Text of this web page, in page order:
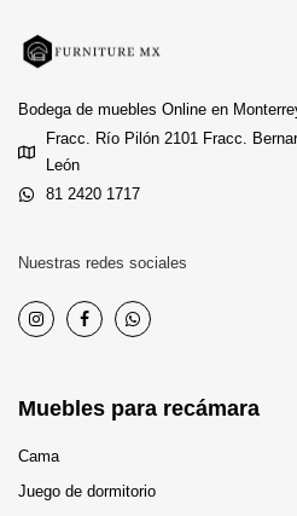
Bodega de muebles Online en
Fracc. Río Pilón 2101 Fracc.
León
81 2420 1717
Nuestras redes sociales
Muebles para recámara
Cama
Juego de dormitorio